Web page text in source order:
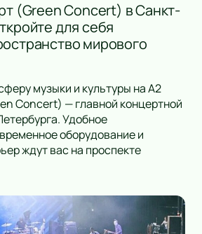
(Green Concert) в Санкт-
для себя
мирового
музыки и культуры на A2
Concert) — главной концертной
Удобное
оборудование и
ждут вас на проспекте